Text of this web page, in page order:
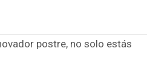
postre, no solo estás